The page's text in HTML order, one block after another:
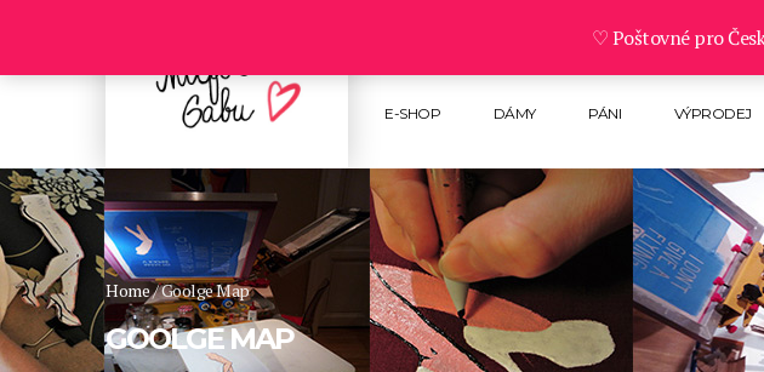
E-SHOP DÁMY PÁNI VÝPRODEJ
Home/Goolge Map
GOOLGE MAP
♡ Poštovné pro